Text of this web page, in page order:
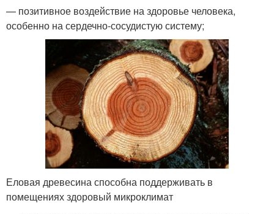
— позитивное воздействие на здоровье человека,
особенно на сердечно-сосудистую систему;
Еловая древесина способна поддерживать в
помещениях здоровый микроклимат